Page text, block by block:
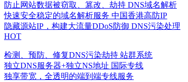
防止网站数据被窃取、篡改、劫持 DNS域名解析
快速安全稳定的域名解析服务 中国香港高防IP
隐藏源站IP，构建大流量DDoS防御 DNS污染处理
HOT
检测、预防、修复DNS污染劫持 站群系统
独立DNS服务器+独立NS地址 国际专线
独享带宽，全透明的端到端专线服务